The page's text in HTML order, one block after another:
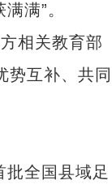
满”。
相关教育部
势互补、共同
全国县域足